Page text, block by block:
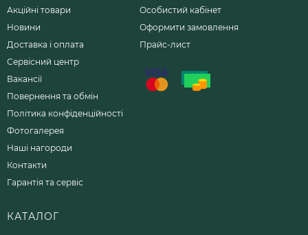
Акційні товари
Новини
Доставка і оплата
Сервісний центр
Вакансії
Повернення та обмін
Політика конфіденційності
Фотогалерея
Наші нагороди
Контакти
Гарантія та сервіс
Особистий кабінет
Оформити замовлення
Прайс-лист
КАТАЛОГ